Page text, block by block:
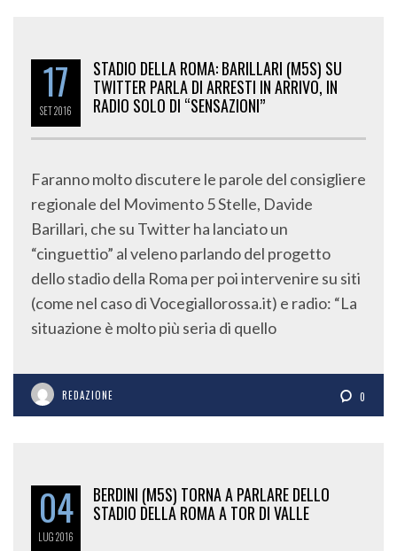
17
SET 2016
TWITTER PARLA DI ARRESTI IN ARRIVO, IN
RADIO SOLO DI “SENSAZIONI”
regionale del Movimento 5 Stelle, Davide
Barillari, che su Twitter ha lanciato un
“cinguettio” al veleno parlando del progetto
dello stadio della Roma per poi intervenire su siti
(come nel caso di Vocegiallorossa.it) e radio: “La
situazione è molto più seria di quello
04
LUG 2016
STADIO DELLA ROMA A TOR DI VALLE